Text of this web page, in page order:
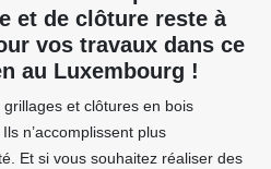
et de clôture reste à
vos travaux dans ce
au Luxembourg !
et clôtures en bois
n’accomplissent plus
Et si vous souhaitez réaliser des